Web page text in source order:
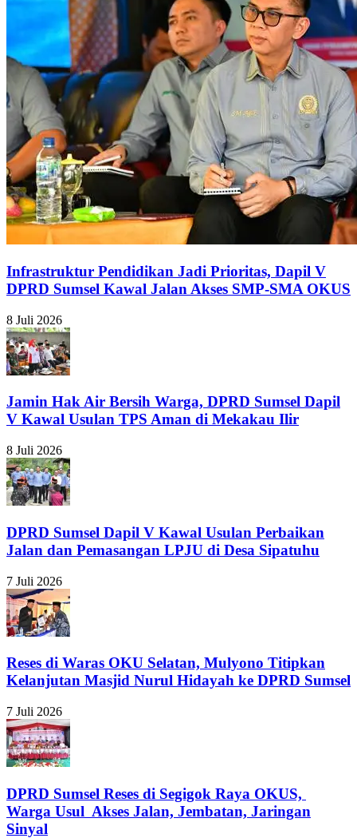
Infrastruktur Pendidikan Jadi Prioritas, Dapil V
DPRD Sumsel Kawal Jalan Akses SMP-SMA OKUS
8 Juli 2026
Jamin Hak Air Bersih Warga, DPRD Sumsel Dapil
V Kawal Usulan TPS Aman di Mekakau Ilir
8 Juli 2026
DPRD Sumsel Dapil V Kawal Usulan Perbaikan
Jalan dan Pemasangan LPJU di Desa Sipatuhu
7 Juli 2026
Reses di Waras OKU Selatan, Mulyono Titipkan
Kelanjutan Masjid Nurul Hidayah ke DPRD Sumsel
7 Juli 2026
DPRD Sumsel Reses di Segigok Raya OKUS,
Warga Usul Akses Jalan, Jembatan, Jaringan
Sinyal